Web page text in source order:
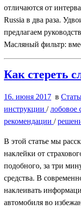
отличаются от
Russia в два раза.
предлагаем
Масляный фильтр:
Как стереть
16. июня 2017 в
инструкции /лобовое
рекомендации /
В этой статье мы
наклейки от
подобного, за три
средства. В
наклеивать
автомобиля во